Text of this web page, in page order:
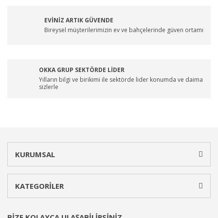
EVİNİZ ARTIK GÜVENDE
Bireysel müşterilerimizin ev ve bahçelerinde güven ortamı
OKKA GRUP SEKTÖRDE LİDER
Yılların bilgi ve birikimi ile sektörde lider konumda ve daima
sizlerle
KURUMSAL
KATEGORİLER